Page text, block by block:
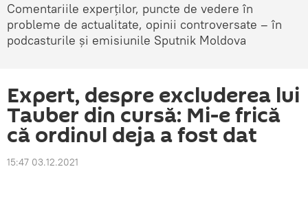
Comentariile experților, puncte de vedere în
probleme de actualitate, opinii controversate – în
podcasturile și emisiunile Sputnik Moldova
Expert, despre excluderea lui
Tauber din cursă: Mi-e frică
că ordinul deja a fost dat
15:47 03.12.2021